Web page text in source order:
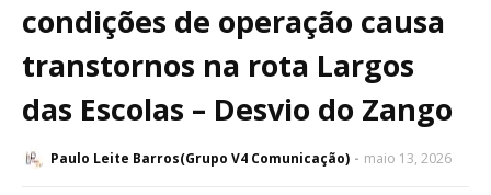
condições de operação causa
transtornos na rota Largos
das Escolas – Desvio do Zango
Paulo Leite Barros(Grupo V4 Comunicação) maio 13, 2026